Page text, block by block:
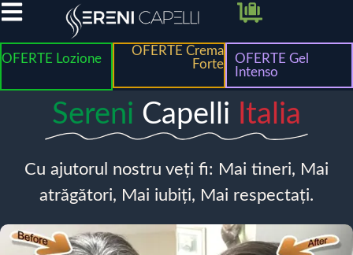
OFERTE Lozione
OFERTE Crema
Forte
OFERTE Gel
Intenso
Sereni Capelli Italia
Cu ajutorul nostru veți fi: Mai tineri, Mai
atrăgători, Mai iubiți, Mai respectați.